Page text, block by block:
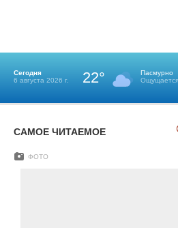
Сегодня
6 августа 2026 г.
22°
Пасмурно
Ощущается
САМОЕ ЧИТАЕМОЕ
ФОТО